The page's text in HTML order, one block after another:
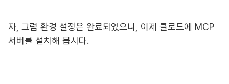
자, 그럼 환경 설정은 완료되었으니, 이제 클로드에 MCP
서버를 설치해 봅시다.